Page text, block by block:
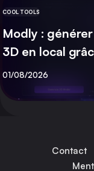
CATÉGORIE
COOL TOOLS
Modly :
3D en local
Publié
01/08/2026
Contact